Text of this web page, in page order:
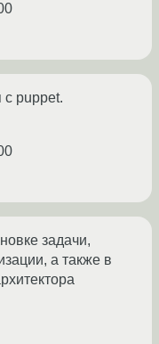
с puppet.
задачи,
а также в